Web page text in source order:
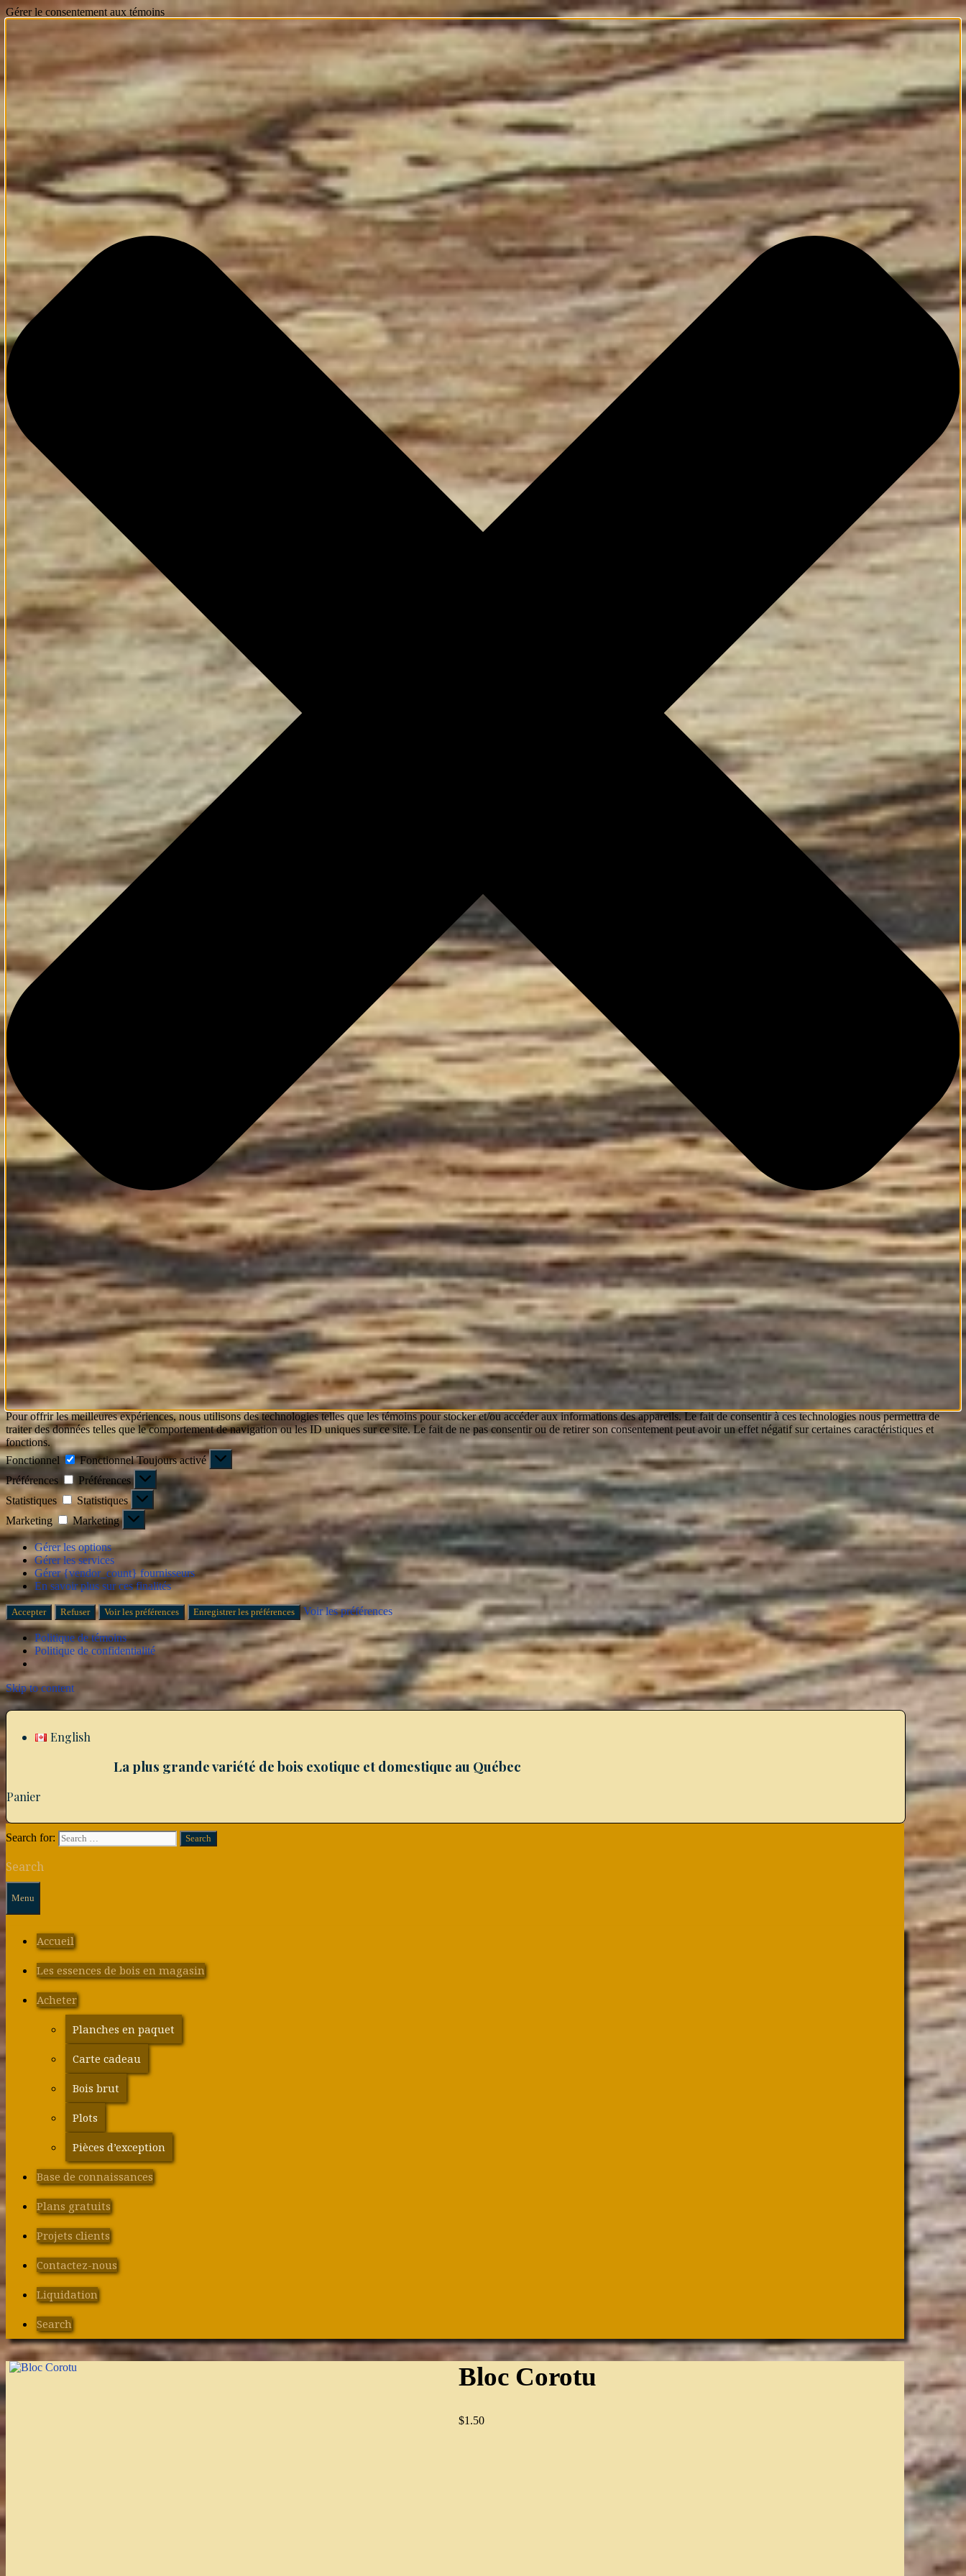
Gérer le consentement aux témoins
Pour offrir les meilleures expériences, nous utilisons des technologies telles que les témoins pour stocker et/ou accéder aux informations des appareils. Le fait de consentir à ces technologies nous permettra de
traiter des données telles que le comportement de navigation ou les ID uniques sur ce site. Le fait de ne pas consentir ou de retirer son consentement peut avoir un effet négatif sur certaines caractéristiques et
fonctions.
Fonctionnel
Fonctionnel Toujours activé
Préférences
Préférences
Statistiques
Statistiques
Marketing
Marketing
Gérer les options
Gérer les services
Gérer {vendor_count} fournisseurs
En savoir plus sur ces finalités
Accepter Refuser Voir les préférences Enregistrer les préférences Voir les préférences
Politique de témoins
Politique de confidentialité
Skip to content
English
La plus grande variété de bois exotique et domestique au Québec
Panier
Search for:
Search
Menu
Accueil
Les essences de bois en magasin
Acheter
Planches en paquet
Carte cadeau
Bois brut
Plots
Pièces d’exception
Base de connaissances
Plans gratuits
Projets clients
Contactez-nous
Liquidation
Search
Bloc Corotu
$1.50